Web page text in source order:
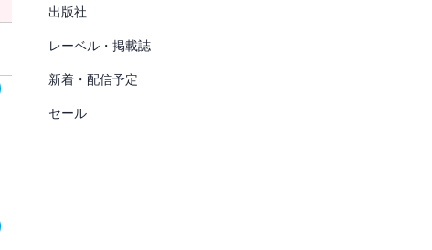
出版社
レーベル・掲載誌
新着・配信予定
セール